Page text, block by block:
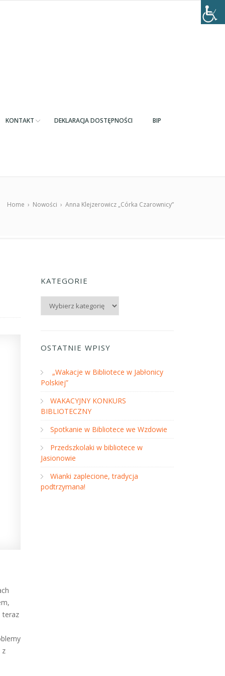
KONTAKT DEKLARACJA DOSTĘPNOŚCI BIP
Home › Nowości › Anna Klejzerowicz „Córka Czarownicy”
teraz
z
KATEGORIE
Kategorie
OSTATNIE WPISY
„Wakacje w Bibliotece w Jabłonicy
Polskiej”
WAKACYJNY KONKURS
BIBLIOTECZNY
Spotkanie w Bibliotece we Wzdowie
Przedszkolaki w bibliotece w
Jasionowie
Wianki zaplecione, tradycja
podtrzymana!